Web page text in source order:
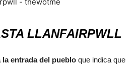
LLANFAIRPWLL
la entrada del pueblo que indica que